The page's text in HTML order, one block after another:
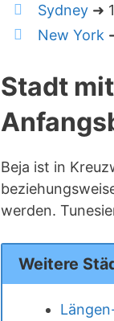
Sydney ➜
New York
Stadt
Beja ist in
werden.
Weitere